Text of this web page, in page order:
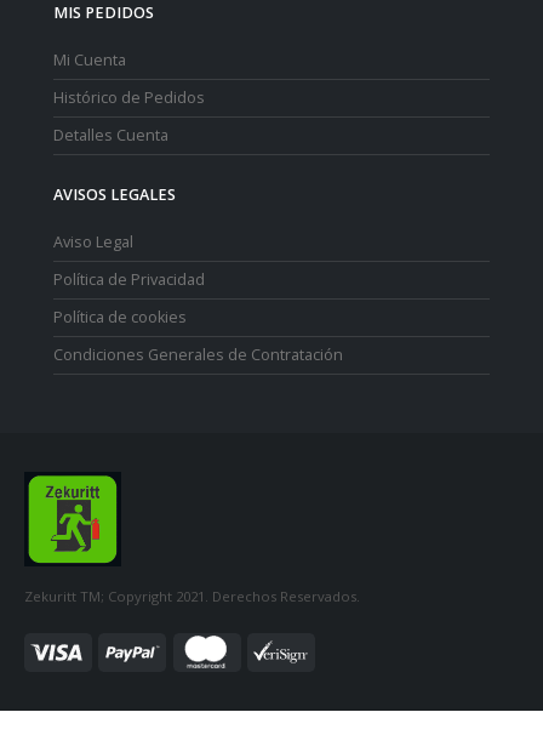
MIS PEDIDOS
Mi Cuenta
Histórico de Pedidos
Detalles Cuenta
AVISOS LEGALES
Aviso Legal
Política de Privacidad
Política de cookies
Condiciones Generales de Contratación
Zekuritt TM; Copyright 2021. Derechos Reservados.